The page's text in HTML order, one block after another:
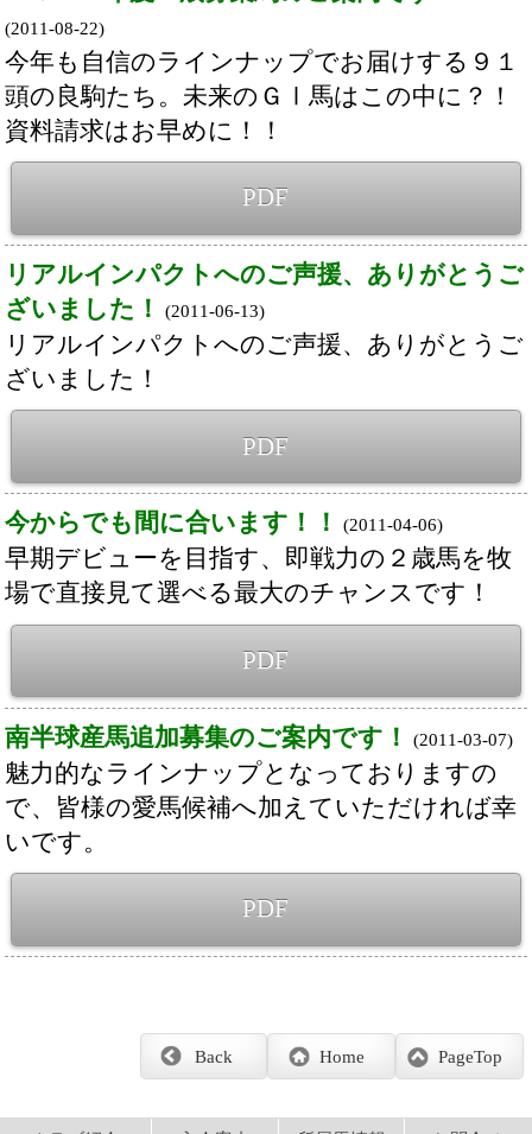
南半球産馬追加募集のご案内です！ (2011-03-07)
魅力的なラインナップとなっておりますの
で、皆様の愛馬候補へ加えていただければ幸
いです。
Home
Back
クラブ紹介 入会案内
著作権 個人情報保護方針 ファンド勧誘方針
アプリケーションプライバシーポリシー